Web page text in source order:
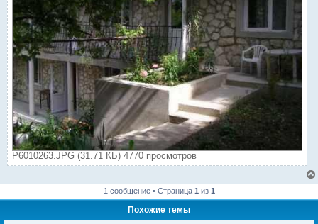
P6010263.JPG (31.71 КБ) 4770 просмотров
1 сообщение • Страница 1 из 1
Похожие темы